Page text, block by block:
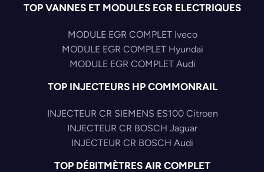
TOP VANNES ET MODULES EGR ELECTRIQUES
MODULE EGR COMPLET Iveco
MODULE EGR COMPLET Hyundai
MODULE EGR COMPLET Audi
TOP INJECTEURS HP COMMONRAIL
INJECTEUR CR SIEMENS ES100 Citroen
INJECTEUR CR BOSCH Jaguar
INJECTEUR CR BOSCH Audi
TOP DÉBITMÈTRES AIR COMPLET